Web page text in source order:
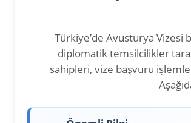
Türkiye’de Avusturya
diplomatik temsilcilikler
sahipleri, vize başvuru